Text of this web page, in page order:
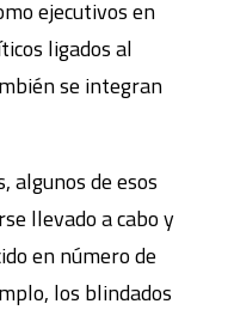
ejecutivos en
ligados al
se integran
algunos de esos
llevado a cabo y
en número de
los blindados